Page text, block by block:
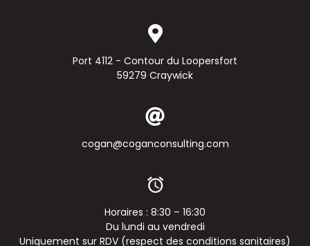
Port 4112 - Contour du Loopersfort
59279 Craywick
cogan@coganconsulting.com
Horaires : 8:30 – 16:30
Du lundi au vendredi
Uniquement sur RDV (respect des conditions sanitaires)